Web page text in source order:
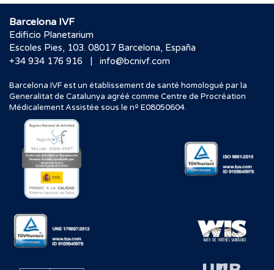
Barcelona IVF
Edificio Planetarium
Escoles Pies, 103. 08017 Barcelona, España
+34 934 176 916
| info@bcnivf.com
Barcelona IVF est un établissement de santé homologué par la
Generalitat de Catalunya agréé comme Centre de Procréation
Médicalement Assistée sous le nº E08050604.